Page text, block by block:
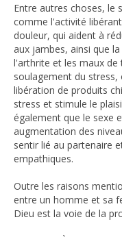
Entre autres choses, le
comme l'activité
douleur, qui aident à
aux jambes, ainsi que
l'arthrite et les maux de
soulagement du stress,
libération de produits
stress et stimule le
également que le sexe
augmentation des
sentir lié au partenaire
empathiques.
Outre les raisons
entre un homme et sa
Dieu est la voie de la